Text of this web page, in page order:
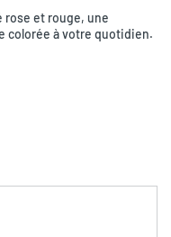
rose et rouge, une
colorée à votre quotidien.